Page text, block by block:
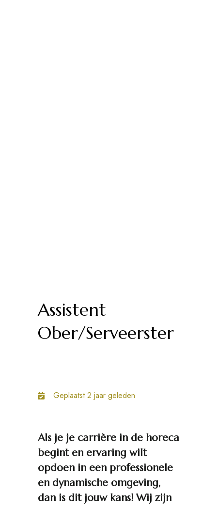
Assistent
Ober/Serveerster
Geplaatst 2 jaar geleden
Als je je carrière in de horeca
begint en ervaring wilt
opdoen in een professionele
en dynamische omgeving,
dan is dit jouw kans! Wij zijn